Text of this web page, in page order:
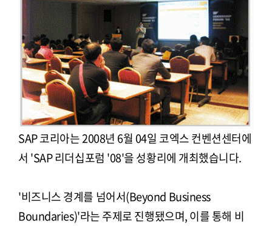
SAP 코리아는 2008년 6월 04일 코엑스 컨벤션센터에
서 'SAP 리더십포럼 '08'을 성황리에 개최했습니다.
'비즈니스 경계를 넘어서(Beyond Business
Boundaries)'라는 주제로 진행됐으며, 이를 통해 비